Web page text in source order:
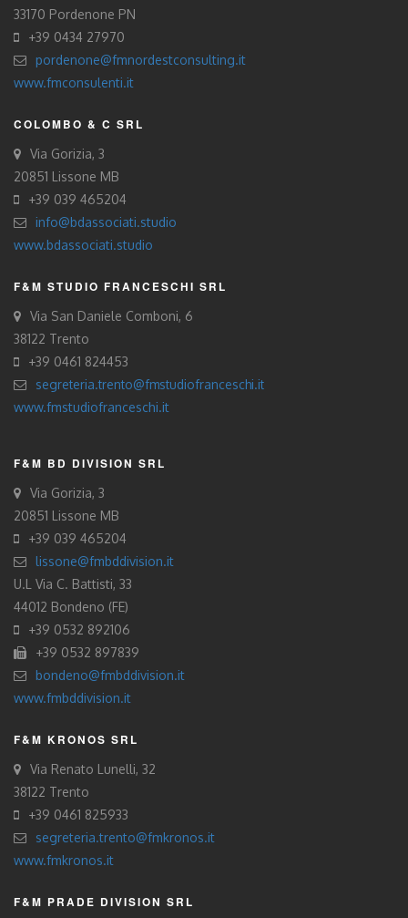
33170 Pordenone PN
+39 0434 27970
pordenone@fmnordestconsulting.it
www.fmconsulenti.it
COLOMBO & C SRL
Via Gorizia, 3
20851 Lissone MB
+39 039 465204
info@bdassociati.studio
www.bdassociati.studio
F&M STUDIO FRANCESCHI SRL
Via San Daniele Comboni, 6
38122 Trento
+39 0461 824453
segreteria.trento@fmstudiofranceschi.it
www.fmstudiofranceschi.it
F&M BD DIVISION SRL
Via Gorizia, 3
20851 Lissone MB
+39 039 465204
lissone@fmbddivision.it
U.L Via C. Battisti, 33
44012 Bondeno (FE)
+39 0532 892106
+39 0532 897839
bondeno@fmbddivision.it
www.fmbddivision.it
F&M KRONOS SRL
Via Renato Lunelli, 32
38122 Trento
+39 0461 825933
segreteria.trento@fmkronos.it
www.fmkronos.it
F&M PRADE DIVISION SRL